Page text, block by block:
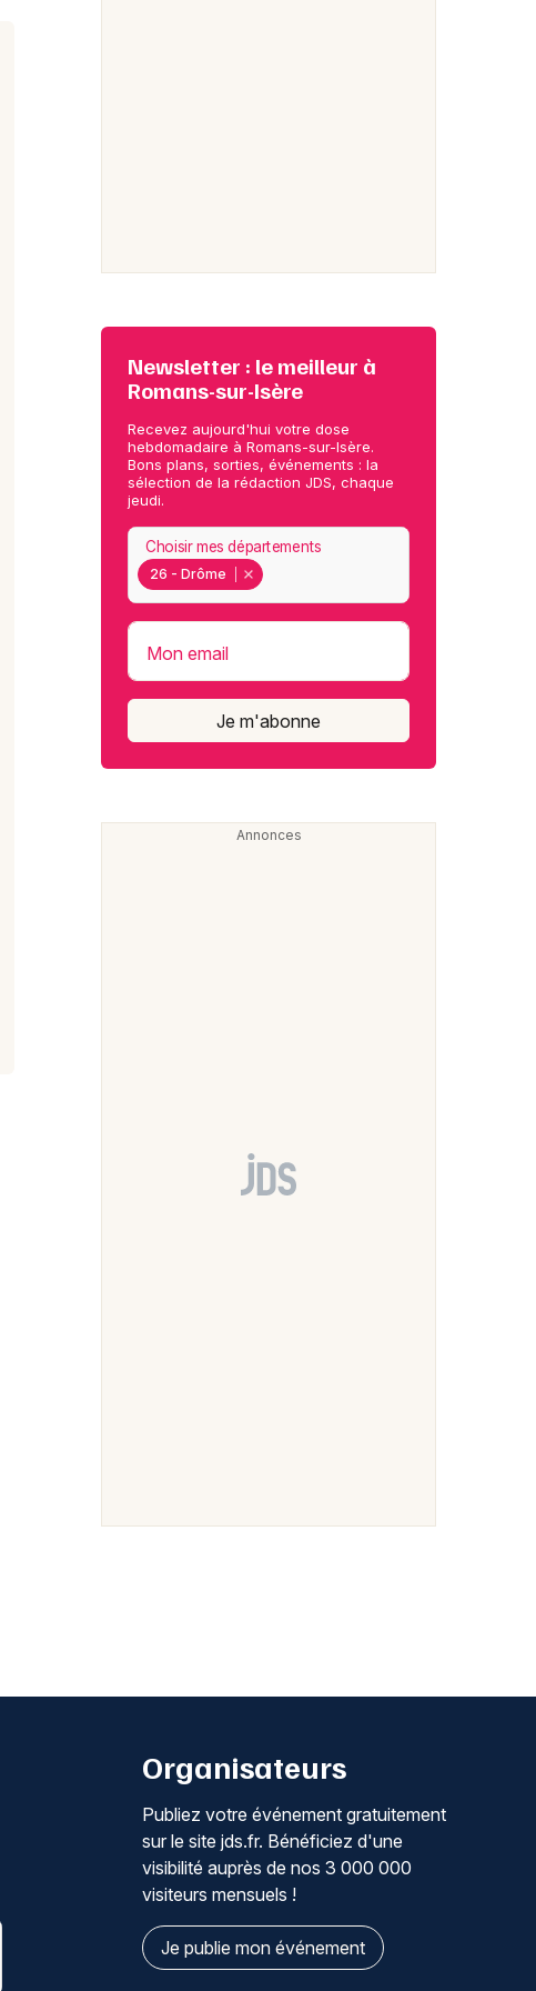
Newsletter : le meilleur à
Romans-sur-Isère
Recevez aujourd'hui votre dose
hebdomadaire à Romans-sur-Isère.
Bons plans, sorties, événements : la
sélection de la rédaction JDS, chaque
jeudi.
26 - Drôme
Choisir mes départements
Mon email
Je m'abonne
Organisateurs
Publiez votre événement gratuitement
sur le site jds.fr. Bénéficiez d'une
visibilité auprès de nos 3 000 000
visiteurs mensuels !
Je publie mon événement